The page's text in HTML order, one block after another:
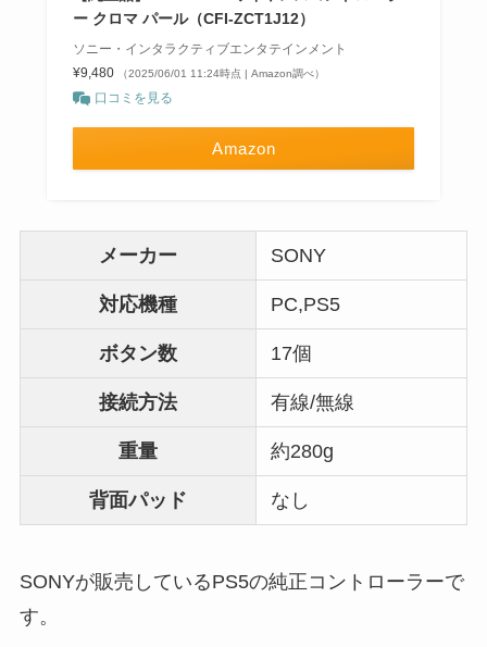
ー クロマ パール（CFI-ZCT1J12）
ソニー・インタラクティブエンタテインメント
¥9,480
（2025/06/01 11:24時点 | Amazon調べ）
口コミを見る
Amazon
メーカー SONY
対応機種 PC,PS5
ボタン数 17個
接続方法 有線/無線
重量 約280g
背面パッド なし
SONYが販売しているPS5の純正コントローラーで
す。